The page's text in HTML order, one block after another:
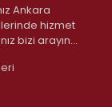
Ankara
hizmet
bizi arayın…